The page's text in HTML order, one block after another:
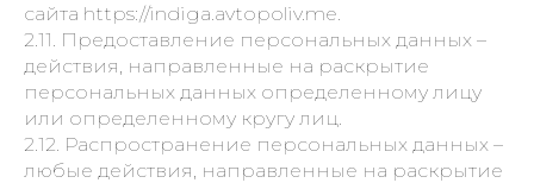
сайта https://indiga.avtopoliv.me.
2.11. Предоставление персональных данных –
действия, направленные на раскрытие
персональных данных определенному лицу
или определенному кругу лиц.
2.12. Распространение персональных данных –
любые действия, направленные на раскрытие